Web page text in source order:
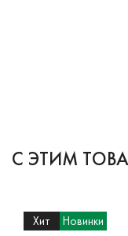
С ЭТИМ
Хит Новинки